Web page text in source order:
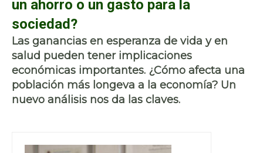
un ahorro o un gasto para la
sociedad?
Las ganancias en esperanza de vida y en
salud pueden tener implicaciones
económicas importantes. ¿Cómo afecta una
población más longeva a la economía? Un
nuevo análisis nos da las claves.